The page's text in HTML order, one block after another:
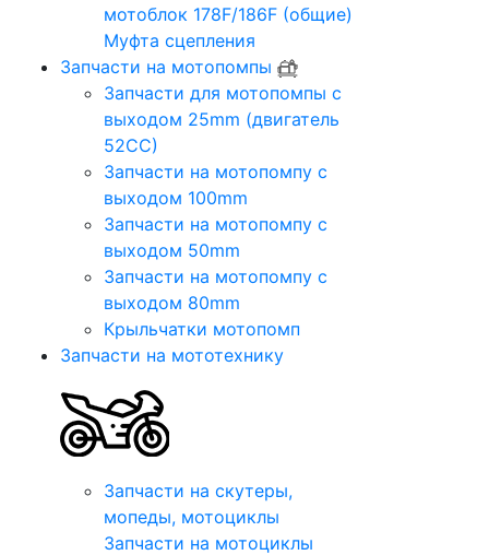
мотоблок 178F/186F (общие)
Муфта сцепления
Запчасти на мотопомпы
Запчасти для мотопомпы с
выходом 25mm (двигатель
52CC)
Запчасти на мотопомпу с
выходом 100mm
Запчасти на мотопомпу с
выходом 50mm
Запчасти на мотопомпу с
выходом 80mm
Крыльчатки мотопомп
Запчасти на мототехнику
Запчасти на скутеры,
мопеды, мотоциклы
Запчасти на мотоциклы